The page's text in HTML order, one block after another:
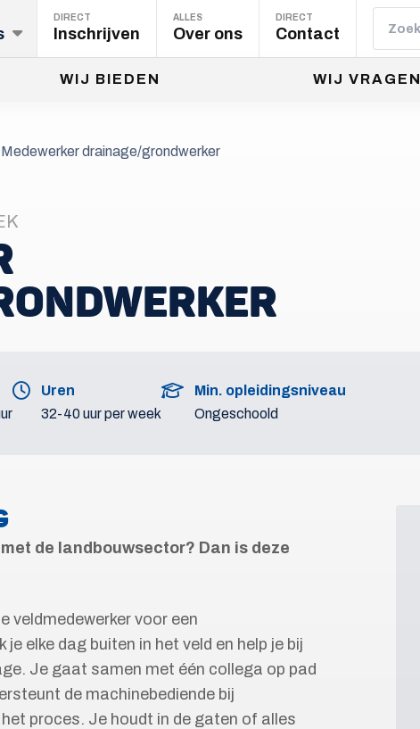
DIRECT
Inschrijven
ALLES
Over ons
DIRECT
Contact
WIJ BIEDEN WIJ VRAGEN
Medewerker drainage/grondwerker
Uren
32-40 uur per week
Min. opleidingsniveau
Ongeschoold
de landbouwsector? Dan is deze
veldmedewerker voor een
elke dag buiten in het veld en help je bij
Je gaat samen met één collega op pad
de machinebediende bij
proces. Je houdt in de gaten of alles